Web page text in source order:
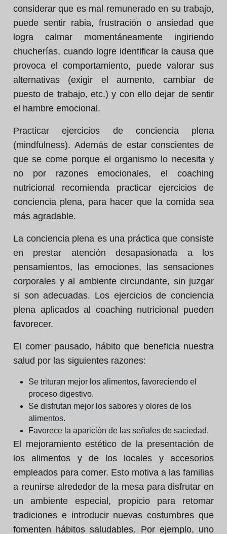
considerar que es mal remunerado en su trabajo,
puede sentir rabia, frustración o ansiedad que
logra calmar momentáneamente ingiriendo
chucherías, cuando logre identificar la causa que
provoca el comportamiento, puede valorar sus
alternativas (exigir el aumento, cambiar de
puesto de trabajo, etc.) y con ello dejar de sentir
el hambre emocional.
Practicar ejercicios de conciencia plena
(mindfulness). Además de estar conscientes de
que se come porque el organismo lo necesita y
no por razones emocionales, el coaching
nutricional recomienda practicar ejercicios de
conciencia plena, para hacer que la comida sea
más agradable.
La conciencia plena es una práctica que consiste
en prestar atención desapasionada a los
pensamientos, las emociones, las sensaciones
corporales y al ambiente circundante, sin juzgar
si son adecuadas. Los ejercicios de conciencia
plena aplicados al coaching nutricional pueden
favorecer.
El comer pausado, hábito que beneficia nuestra
salud por las siguientes razones:
Se trituran mejor los alimentos, favoreciendo el
proceso digestivo.
Se disfrutan mejor los sabores y olores de los
alimentos.
Favorece la aparición de las señales de saciedad.
El mejoramiento estético de la presentación de
los alimentos y de los locales y accesorios
empleados para comer. Esto motiva a las familias
a reunirse alrededor de la mesa para disfrutar en
un ambiente especial, propicio para retomar
tradiciones e introducir nuevas costumbres que
fomenten hábitos saludables. Por ejemplo, uno